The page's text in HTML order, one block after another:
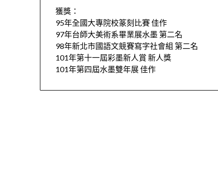
獲獎：
95年全國大專院校篆刻比賽 佳作
97年台師大美術系畢業展水墨 第二名
98年新北市國語文競賽寫字社會組 第二名
101年第十一屆彩墨新人賞 新人獎
101年第四屆水墨雙年展 佳作